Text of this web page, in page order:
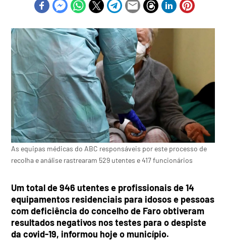
As equipas médicas do ABC responsáveis por este processo de
recolha e análise rastrearam 529 utentes e 417 funcionários
Um total de 946 utentes e profissionais de 14
equipamentos residenciais para idosos e pessoas
com deficiência do concelho de Faro obtiveram
resultados negativos nos testes para o despiste
da covid-19, informou hoje o município.